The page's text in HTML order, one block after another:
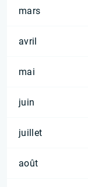
mars
avril
mai
juin
juillet
août